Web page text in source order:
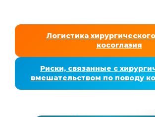
Логистика
косоглазия
Риски, связанные с
вмешательством по поводу